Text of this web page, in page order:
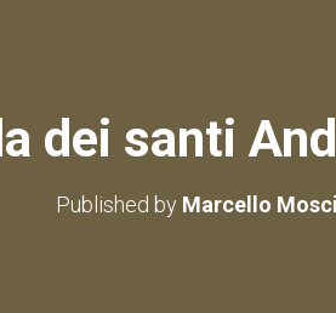
dei santi
Published by Marcello